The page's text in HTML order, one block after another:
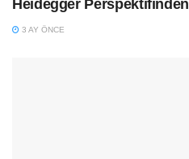
Heidegger
3 AY ÖNCE